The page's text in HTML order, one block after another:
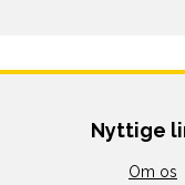
Nyttige
Om os